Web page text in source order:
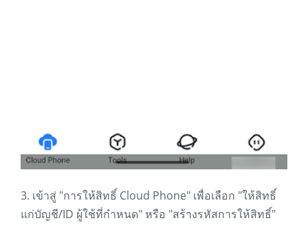
3. เข้าสู่ "การให้สิทธิ์ Cloud Phone" เพื่อเลือก "ให้สิทธิ์
แก่บัญชี/ID ผู้ใช้ที่กำหนด" หรือ "สร้างรหัสการให้สิทธิ์"